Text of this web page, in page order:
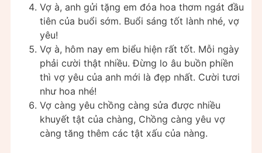
Vợ à, anh gửi tặng em đóa hoa thơm ngát đầu
tiên của buổi sớm. Buổi sáng tốt lành nhé, vợ
yêu!
Vợ à, hôm nay em biểu hiện rất tốt. Mỗi ngày
phải cười thật nhiều. Đừng lo âu buồn phiền
thì vợ yêu của anh mới là đẹp nhất. Cười tươi
như hoa nhé!
Vợ càng yêu chồng càng sửa được nhiều
khuyết tật của chàng, Chồng càng yêu vợ
càng tăng thêm các tật xấu của nàng.